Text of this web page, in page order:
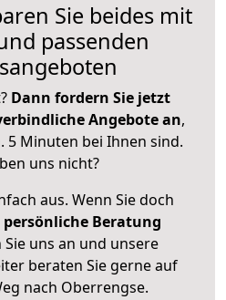
Sie beides mit
passenden
Dann fordern Sie jetzt
Angebote an,
5 Minuten bei Ihnen sind.
uns nicht?
aus. Wenn Sie doch
persönliche Beratung
uns an und unsere
beraten Sie gerne auf
nach Oberrengse.